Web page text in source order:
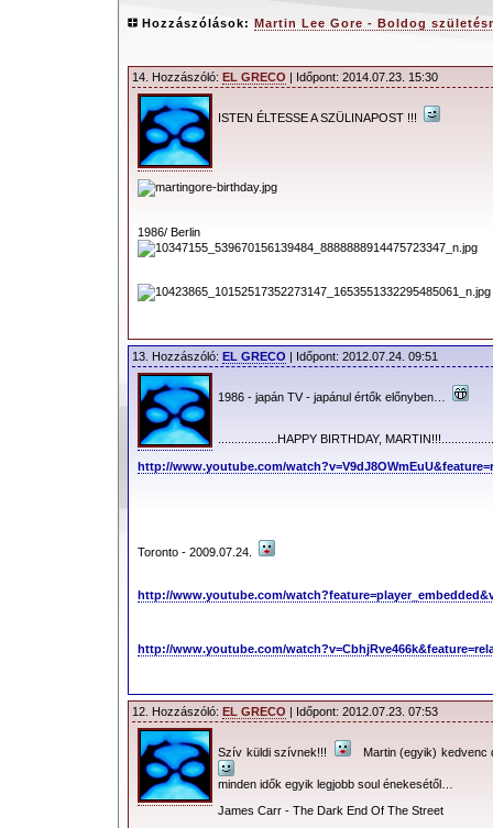
Hozzászólások: Martin Lee Gore - Boldog
14. Hozzászóló: EL GRECO | Időpont: 2014.07.23. 15:30
ISTEN ÉLTESSE A SZÜLINAPOST !!!
1986/ Berlin
13. Hozzászóló: EL GRECO | Időpont: 2012.07.24. 09:51
1986 - japán TV - japánul értők előnyben…
..................HAPPY BIRTHDAY,
http://www.youtube.com/
Toronto - 2009.07.24.
http://www.youtube.com/
http://www.youtube.com/
12. Hozzászóló: EL GRECO | Időpont: 2012.07.23. 07:53
Szív küldi szívnek!!! Martin (egyik)
minden idők egyik legjobb soul énekesétől…
James Carr - The Dark End Of The Street